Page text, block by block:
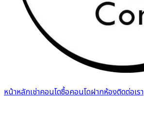
หน้าหลักเช่าคอนโดซื้อคอนโดฝากห้องติดต่อเรา